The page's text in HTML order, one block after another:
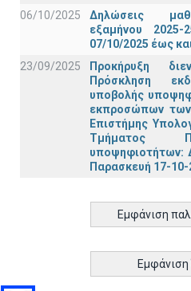
06/10/2025
Δηλώσεις
εξαμήνου
07/10/2025 έως
23/09/2025
Προκήρυξη
Πρόσκληση
υποβολής
εκπροσώπων
Επιστήμης
Τμήματος
υποψηφιοτήτων:
Παρασκευή 17-
Εμφάνιση